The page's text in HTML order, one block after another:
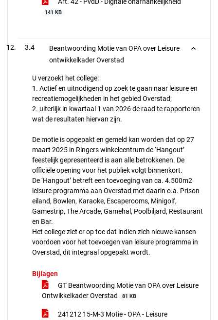
141 KB
3.4
Beantwoording Motie van OPA over Leisure
ontwikkelkader Overstad
U verzoekt het college:
1. Actief en uitnodigend op zoek te gaan naar leisure en
recreatiemogelijkheden in het gebied Overstad;
2. uiterlijk in kwartaal 1 van 2026 de raad te rapporteren
wat de resultaten hiervan zijn.
De motie is opgepakt en gemeld kan worden dat op 27
maart 2025 in Ringers winkelcentrum de ‘Hangout’
feestelijk gepresenteerd is aan alle betrokkenen. De
officiële opening voor het publiek volgt binnenkort.
De ‘Hangout’ betreft een toevoeging van ca. 4.500m2
leisure programma aan Overstad met daarin o.a. Prison
eiland, Bowlen, Karaoke, Escaperooms, Minigolf,
Gamestrip, The Arcade, Gamehal, Poolbiljard, Restaurant
en Bar.
Het college ziet er op toe dat indien zich nieuwe kansen
voordoen voor het toevoegen van leisure programma in
Overstad, dit integraal opgepakt wordt.
Bijlagen
GT Beantwoording Motie van OPA over Leisure
Ontwikkelkader Overstad
81 KB
241212 15-M-3 Motie - OPA - Leisure